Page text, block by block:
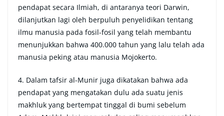
pendapat secara Ilmiah, di antaranya teori Darwin,
dilanjutkan lagi oleh berpuluh penyelidikan tentang
ilmu manusia pada fosil-fosil yang telah membantu
menunjukkan bahwa 400.000 tahun yang lalu telah ada
manusia peking atau manusia Mojokerto.
4. Dalam tafsir al-Munir juga dikatakan bahwa ada
pendapat yang mengatakan dulu ada suatu jenis
makhluk yang bertempat tinggal di bumi sebelum